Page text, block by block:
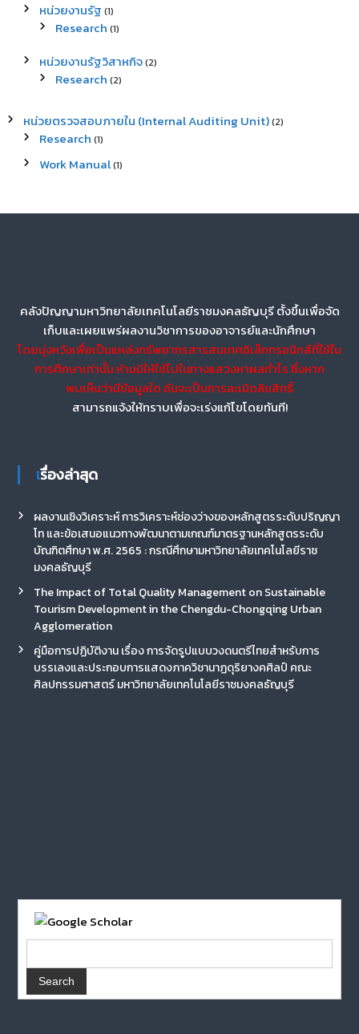
หน่วยงานรัฐ (1)
Research (1)
หน่วยงานรัฐวิสาหกิจ(2)
Research (2)
หน่วยตรวจสอบภายใน (Internal Auditing Unit)(2)
Research (1)
Work Manual(1)
คลังปัญญามหาวิทยาลัยเทคโนโลยีราชมงคลธัญบุรี ตั้งขึ้นเพื่อจัด
เก็บและเผยแพร่ผลงานวิชาการของอาจารย์และนักศึกษา
โดยมุ่งหวังเพื่อเป็นแหล่งทรัพยากรสารสนเทศอิเล็กทรอนิกส์ที่ใช้ใน
การศึกษาเท่านั้น ห้ามมิให้ใช้ไปในทางแสวงหาผลกำไร ซึ่งหาก
พบเห็นว่ามีข้อมูลใด อันจะเป็นการละเมิดลิขสิทธิ์
สามารถแจ้งให้ทราบเพื่อจะเร่งแก้ไขโดยทันที!
เรื่องล่าสุด
ผลงานเชิงวิเคราะห์ การวิเคราะห์ช่องว่างของหลักสูตรระดับปริญญา
โท และข้อเสนอแนวทางพัฒนาตามเกณฑ์มาตรฐานหลักสูตรระดับ
บัณฑิตศึกษา พ.ศ. 2565 : กรณีศึกษามหาวิทยาลัยเทคโนโลยีราช
มงคลธัญบุรี
The Impact of Total Quality Management on Sustainable
Tourism Development in the Chengdu-Chongqing Urban
Agglomeration
คู่มือการปฏิบัติงาน เรื่อง การจัดรูปแบบวงดนตรีไทยสำหรับการ
บรรเลงและประกอบการแสดงภาควิชานาฏดุริยางคศิลป์ คณะ
ศิลปกรรมศาสตร์ มหาวิทยาลัยเทคโนโลยีราชมงคลธัญบุรี